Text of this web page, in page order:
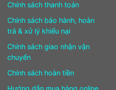
Chính sách thanh toán
Chính sách bảo hành, hoàn
trả & xử lý khiếu nại
Chính sách giao nhận vận
chuyển
Chính sách hoàn tiền